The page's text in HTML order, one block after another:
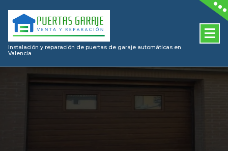
content
Instalación y reparación de puertas de garaje automáticas en
Valencia